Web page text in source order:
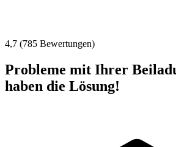
4,7 (785 Bewertungen)
Probleme mit Ihrer
haben die Lösung!